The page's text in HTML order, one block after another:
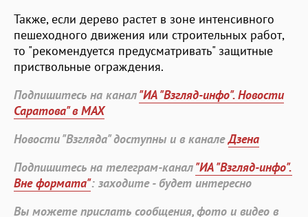
Также, если дерево растет в зоне интенсивного
пешеходного движения или строительных работ,
то "рекомендуется предусматривать" защитные
приствольные ограждения.
Подпишитесь на канал"ИА "Взгляд-инфо". Новости
Саратова" в MAX
Новости "Взгляда" доступны и в каналеДзена
Подпишитесь на телеграм-канал"ИА "Взгляд-инфо".
Вне формата": заходите - будет интересно
Вы можете прислать сообщения, фото и видео в